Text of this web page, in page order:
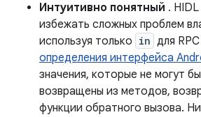
Интуитивно понятный .
избежать сложных проблем
используя только in для
определения интерфейса
значения, которые не могут
возвращены из методов,
функции обратного вызова.